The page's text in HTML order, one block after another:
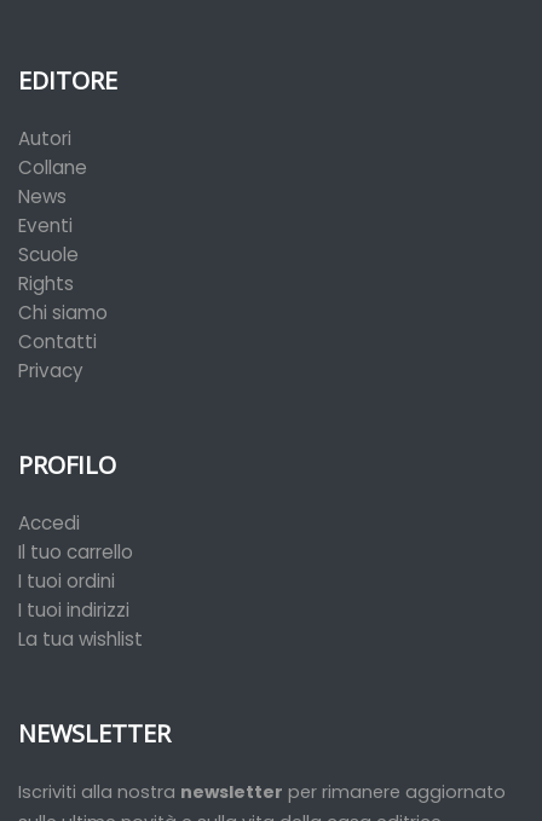
EDITORE
Autori
Collane
News
Eventi
Scuole
Rights
Chi siamo
Contatti
Privacy
PROFILO
Accedi
Il tuo carrello
I tuoi ordini
I tuoi indirizzi
La tua wishlist
NEWSLETTER
Iscriviti alla nostra newsletter per rimanere aggiornato